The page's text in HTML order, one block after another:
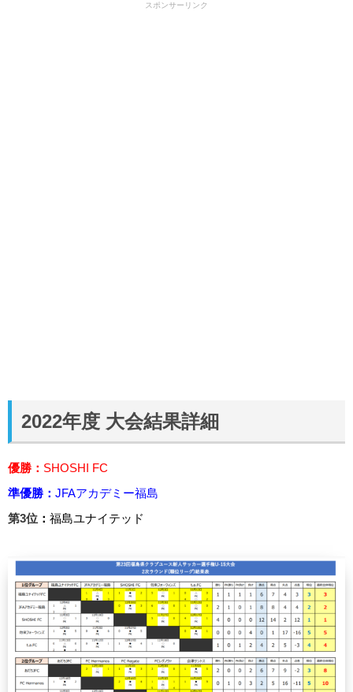
スポンサーリンク
2022年度 大会結果詳細
優勝： SHOSHI FC
準優勝： JFAアカデミー福島
第3位 ： 福島ユナイテッド